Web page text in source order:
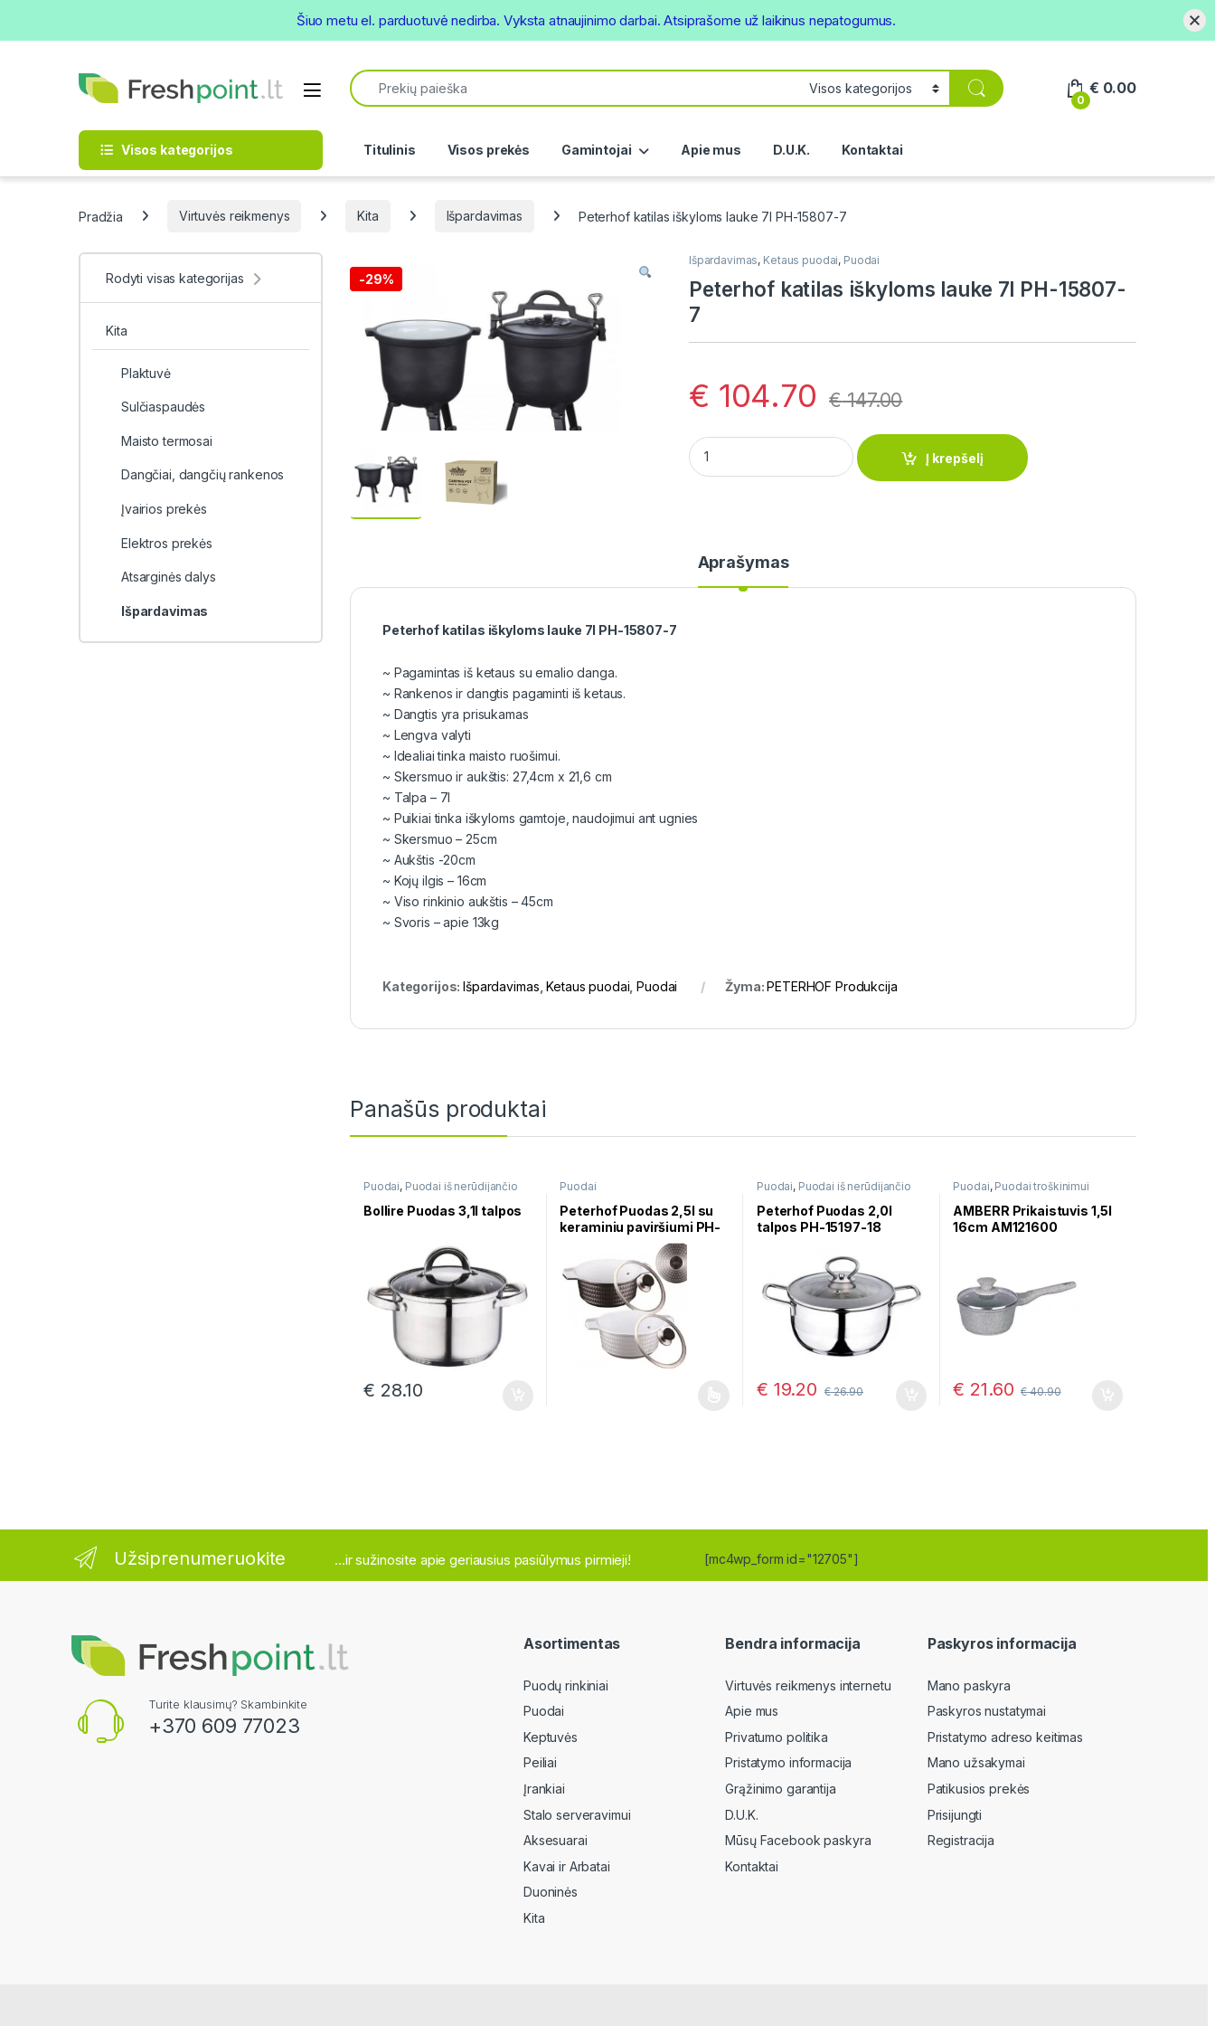
Open
Search for:
0
€ 0.00
Visos kategorijos Titulinis Visos prekės Gamintojai Apie mus D.U.K. Kontaktai
Pradžia Virtuvės reikmenys Kita Išpardavimas Peterhof katilas iškyloms lauke 7l PH-15807-7
-29%
Išpardavimas, Ketaus puodai, Puodai
Peterhof katilas iškyloms lauke 7l PH-15807-
7
€ 104.70 €147.00
Peterhof katilas iškyloms lauke 7l PH-15807-7 quantity
Į krepšelį
Aprašymas
Peterhof katilas iškyloms lauke 7l PH-15807-7
~ Pagamintas iš ketaus su emalio danga.
~ Rankenos ir dangtis pagaminti iš ketaus.
~ Dangtis yra prisukamas
~ Lengva valyti
~ Idealiai tinka maisto ruošimui.
~ Skersmuo ir aukštis: 27,4cm x 21,6 cm
~ Talpa – 7l
~ Puikiai tinka iškyloms gamtoje, naudojimui ant ugnies
~ Skersmuo – 25cm
~ Aukštis -20cm
~ Kojų ilgis – 16cm
~ Viso rinkinio aukštis – 45cm
~ Svoris – apie 13kg
Kategorijos:Išpardavimas ,Ketaus puodai ,Puodai Žyma:PETERHOF Produkcija
Panašūs produktai
Puodai, Puodai iš nerūdijančio
Bollire Puodas 3,1l talpos
€ 28.10
Puodai
Peterhof Puodas 2,5l su
keraminiu paviršiumi PH-
Puodai, Puodai iš nerūdijančio
Peterhof Puodas 2,0l
talpos PH-15197-18
€ 19.20 €26.90
Puodai, Puodai troškinimui
AMBERR Prikaistuvis 1,5l
16cm AM121600
€ 21.60 €40.90
Rodyti visas kategorijas
Kita
Plaktuvė
Sulčiaspaudės
Maisto termosai
Dangčiai, dangčių rankenos
Įvairios prekės
Elektros prekės
Atsarginės dalys
Išpardavimas
Užsiprenumeruokite ...ir sužinosite apie geriausius pasiūlymus pirmieji! [mc4wp_form id="12705"]
Turite klausimų? Skambinkite
+370 609 77023
Asortimentas
Puodų rinkiniai
Puodai
Keptuvės
Peiliai
Įrankiai
Stalo serveravimui
Aksesuarai
Kavai ir Arbatai
Duoninės
Kita
Bendra informacija
Virtuvės reikmenys internetu
Apie mus
Privatumo politika
Pristatymo informacija
Grąžinimo garantija
D.U.K.
Mūsų Facebook paskyra
Kontaktai
Paskyros informacija
Mano paskyra
Paskyros nustatymai
Pristatymo adreso keitimas
Mano užsakymai
Patikusios prekės
Prisijungti
Registracija
Šiuo metu el. parduotuvė nedirba. Vyksta atnaujinimo darbai. Atsiprašome už laikinus nepatogumus.